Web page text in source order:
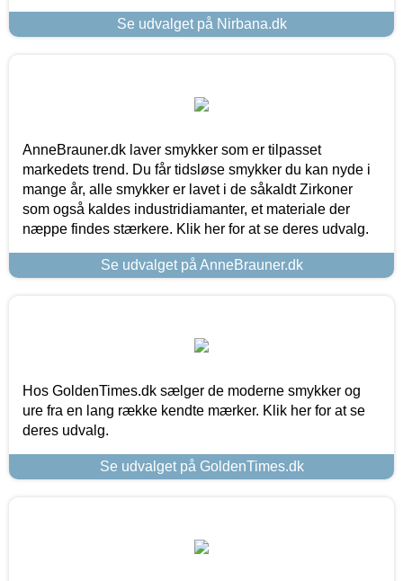
Se udvalget på Nirbana.dk
AnneBrauner.dk laver smykker som er tilpasset
markedets trend. Du får tidsløse smykker du kan nyde i
mange år, alle smykker er lavet i de såkaldt Zirkoner
som også kaldes industridiamanter, et materiale der
næppe findes stærkere. Klik her for at se deres udvalg.
Se udvalget på AnneBrauner.dk
Hos GoldenTimes.dk sælger de moderne smykker og
ure fra en lang række kendte mærker. Klik her for at se
deres udvalg.
Se udvalget på GoldenTimes.dk